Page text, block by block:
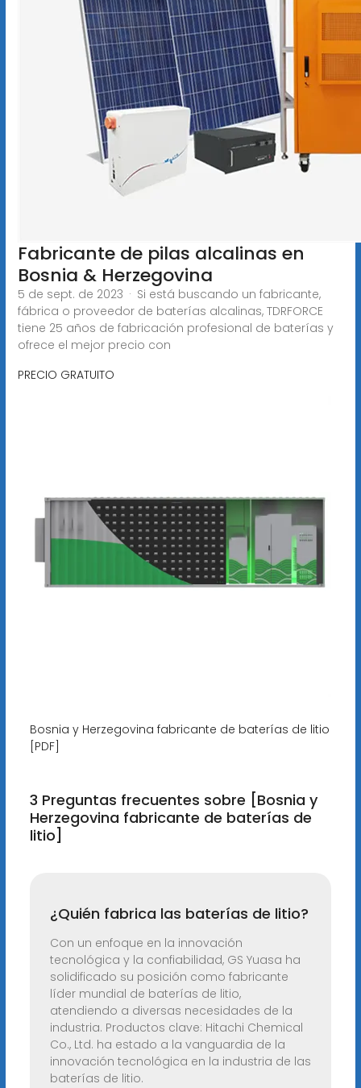
Fabricante de pilas alcalinas en
Bosnia & Herzegovina
5 de sept. de 2023 · Si está buscando un fabricante,
fábrica o proveedor de baterías alcalinas, TDRFORCE
tiene 25 años de fabricación profesional de baterías y
ofrece el mejor precio con
PRECIO GRATUITO
Bosnia y Herzegovina fabricante de baterías de litio
[PDF]
3 Preguntas frecuentes sobre [Bosnia y
Herzegovina fabricante de baterías de
litio]
¿Quién fabrica las baterías de litio?
Con un enfoque en la innovación
tecnológica y la confiabilidad, GS Yuasa ha
solidificado su posición como fabricante
líder mundial de baterías de litio,
atendiendo a diversas necesidades de la
industria. Productos clave: Hitachi Chemical
Co., Ltd. ha estado a la vanguardia de la
innovación tecnológica en la industria de las
baterías de litio.